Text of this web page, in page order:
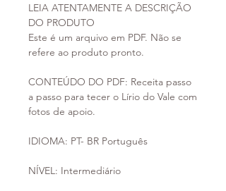
LEIA ATENTAMENTE A DESCRIÇÃO
DO PRODUTO
Este é um arquivo em PDF. Não se
refere ao produto pronto.
CONTEÚDO DO PDF: Receita passo
a passo para tecer o Lírio do Vale com
fotos de apoio.
IDIOMA: PT- BR Português
NÍVEL: Intermediário